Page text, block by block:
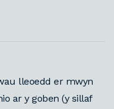
lleoedd er mwyn
ar y goben (y sillaf